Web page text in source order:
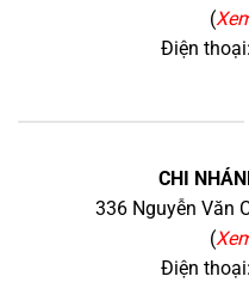
(
Điện thoại:
CHI
336 Nguyễn Văn
(
Điện thoại: